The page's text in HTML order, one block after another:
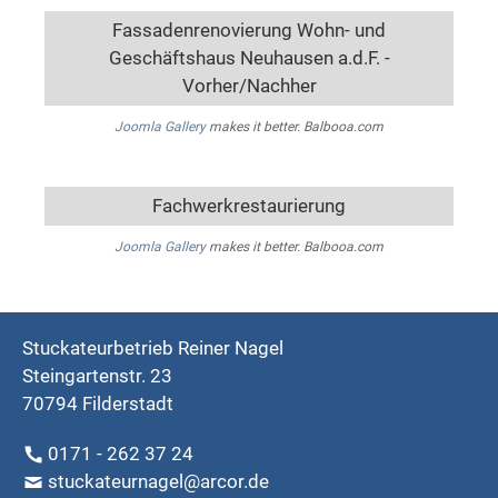
Fassadenrenovierung Wohn- und
Geschäftshaus Neuhausen a.d.F. -
Vorher/Nachher
Joomla Gallerymakes it better. Balbooa.com
Fachwerkrestaurierung
Joomla Gallerymakes it better. Balbooa.com
Stuckateurbetrieb Reiner Nagel
Steingartenstr. 23
70794 Filderstadt
0171 - 262 37 24
stuckateurnagel@arcor.de